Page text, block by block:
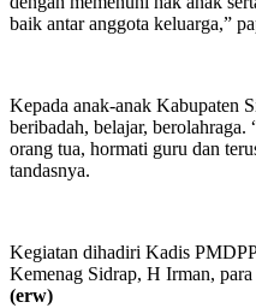
baik antar anggota keluarga,”
Kepada anak-anak Kabupaten
beribadah, belajar,
orang tua, hormati guru dan
tandasnya.
Kegiatan dihadiri Kadis
Kemenag Sidrap, H Irman,
(erw)